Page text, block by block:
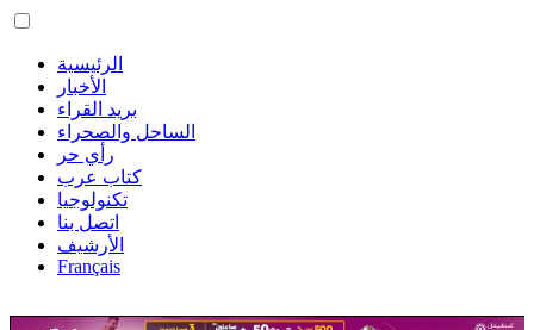
الرئيسية
الأخبار
بريد القراء
الساحل والصحراء
رأي حر
كتاب عرب
تكنولوجيا
اتصل بنا
الأرشيف
Français